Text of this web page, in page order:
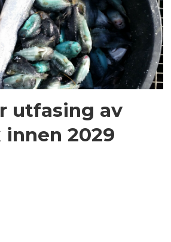
utfasing av
2029